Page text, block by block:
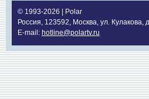
© 1993-2026 | Polar
Россия, 123592, Москва, ул.
E-mail: hotline@polartv.ru